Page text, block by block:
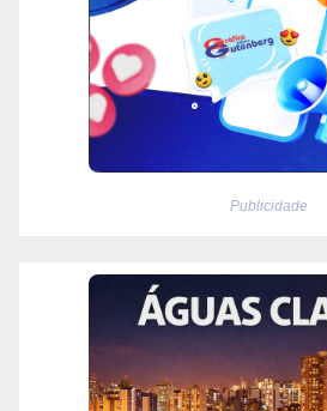
Publicidade